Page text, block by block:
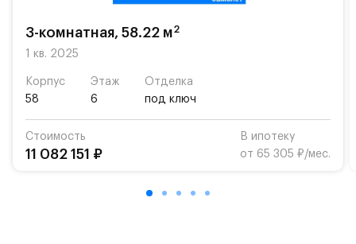
возможность посещения частной гимназии
Для автомобилистов — закрытые озеленённые
Территория квартала приватная, въезд
осуществляется по пропускам.#yan19-2r1509312#
3-комнатная, 58.22 м2
1 кв. 2025
Корпус
58
Этаж
6
Отделка
под ключ
Стоимость
11 082 151 ₽
В ипотеку
от 65 305 ₽/мес.